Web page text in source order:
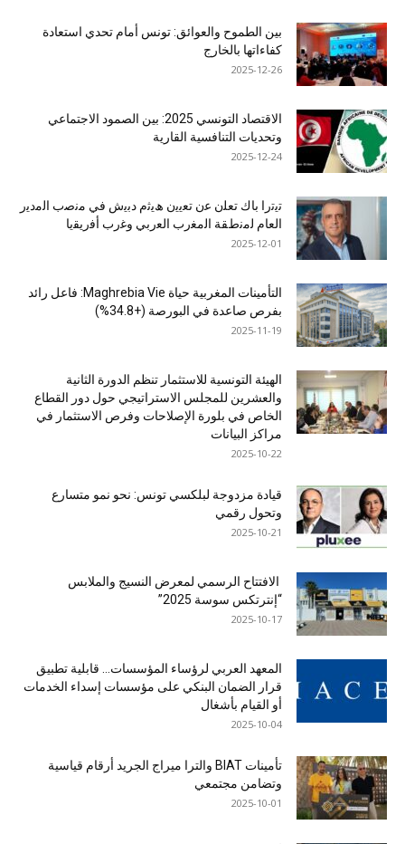
بين الطموح والعوائق: تونس أمام تحدي استعادة
كفاءاتها بالخارج
2025-12-26
الاقتصاد التونسي 2025: بين الصمود الاجتماعي
وتحديات التنافسية القارية
2025-12-24
ﺗﯾﺗرا ﺑﺎك ﺗﻌﻠن ﻋن ﺗﻌﯾﯾن ھﯾﺛم دﺑﯾش ﻓﻲ ﻣﻧﺻب اﻟﻣدﯾر
اﻟﻌﺎم ﻟﻣﻧطﻘﺔ اﻟﻣﻐرب اﻟﻌرﺑﻲ وﻏرب أﻓرﯾﻘﯾﺎ
2025-12-01
التأمينات المغربية حياة Maghrebia Vie: فاعل رائد
بفرص صاعدة في البورصة (+34.8%)
2025-11-19
الهيئة التونسية للاستثمار تنظم الدورة الثانية
والعشرين للمجلس الاستراتيجي حول دور القطاع
الخاص في بلورة الإصلاحات وفرص الاستثمار في
مراكز البيانات
2025-10-22
قيادة مزدوجة لبلكسي تونس: نحو نمو متسارع
وتحول رقمي
2025-10-21
الافتتاح الرسمي لمعرض النسيج والملابس
“إنترتكس سوسة 2025”
2025-10-17
المعهد العربي لرؤساء المؤسسات… قابلية تطبيق
قرار الضمان البنكي على مؤسسات إسداء الخدمات
أو القيام بأشغال
2025-10-04
تأمينات BIAT والترا ميراج الجريد أرقام قياسية
وتضامن مجتمعي
2025-10-01